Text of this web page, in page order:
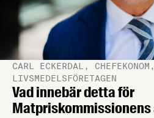
CARL ECKERDAL, CHEFEKONOM,
LIVSMEDELSFÖRETAGEN
Vad innebär detta för